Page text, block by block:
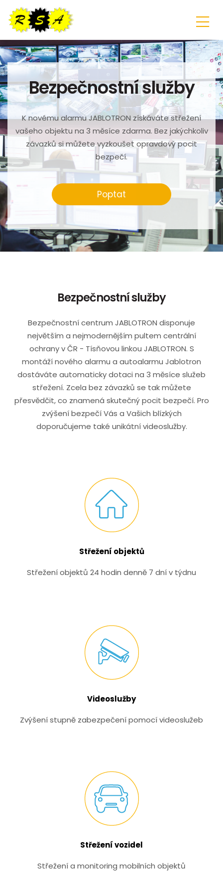
Bezpečnostní služby
K novému alarmu JABLOTRON získáváte střežení
vašeho objektu na 3 měsíce zdarma. Bez jakýchkoliv
závazků si můžete vyzkoušet opravdový pocit
bezpečí.
Poptat
Bezpečnostní služby
Bezpečnostní centrum JABLOTRON disponuje
největším a nejmodernějším pultem centrální
ochrany v ČR - Tísňovou linkou JABLOTRON. S
montáží nového alarmu a autoalarmu Jablotron
dostáváte automaticky dotaci na 3 měsíce služeb
střežení. Zcela bez závazků se tak můžete
přesvědčit, co znamená skutečný pocit bezpečí. Pro
zvýšení bezpečí Vás a Vašich blízkých
doporučujeme také unikátní videoslužby.
Střežení objektů
Střežení objektů 24 hodin denně 7 dní v týdnu
Videoslužby
Zvýšení stupně zabezpečení pomocí videoslužeb
Střežení vozidel
Střežení a monitoring mobilních objektů